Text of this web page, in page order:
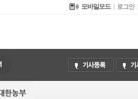
모바일모드 로그인